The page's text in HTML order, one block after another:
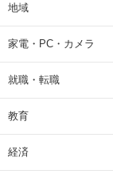
地域
家電・PC・カメラ
就職・転職
教育
経済